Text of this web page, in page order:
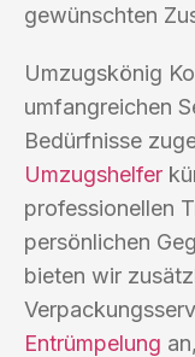
gewünschten
Umzugskönig
umfangreichen
Bedürfnisse
Umzugshelfer
professionellen
persönlichen
bieten wir
Entrümpelung